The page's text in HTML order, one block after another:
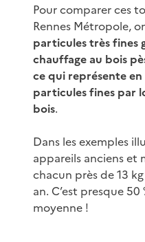
Pour comparer ces
Rennes Métropole,
particules très fines
chauffage au bois
ce qui représente
particules fines par
bois.
Dans les exemples
appareils anciens et
chacun près de 13
an. C’est presque
moyenne !